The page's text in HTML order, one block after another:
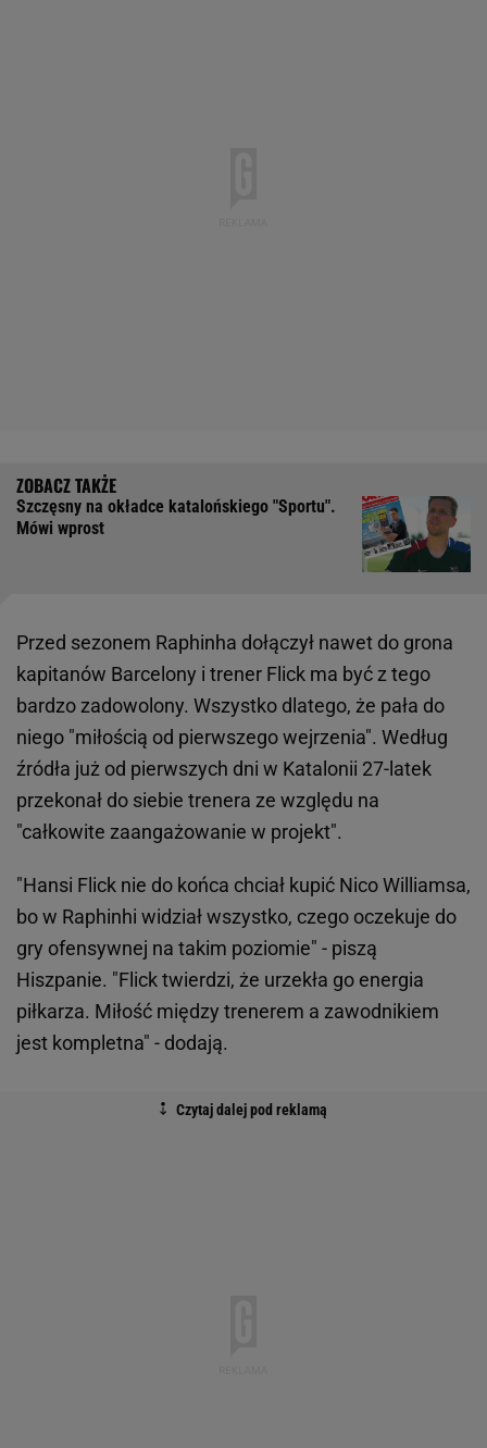
Szczęsny na okładce katalońskiego "Sportu".
Mówi wprost
Przed sezonem Raphinha dołączył nawet do grona
kapitanów Barcelony i trener Flick ma być z tego
bardzo zadowolony. Wszystko dlatego, że pała do
niego "miłością od pierwszego wejrzenia". Według
źródła już od pierwszych dni w Katalonii 27-latek
przekonał do siebie trenera ze względu na
"całkowite zaangażowanie w projekt".
"Hansi Flick nie do końca chciał kupić Nico Williamsa,
bo w Raphinhi widział wszystko, czego oczekuje do
gry ofensywnej na takim poziomie" - piszą
Hiszpanie. "Flick twierdzi, że urzekła go energia
piłkarza. Miłość między trenerem a zawodnikiem
jest kompletna" - dodają.